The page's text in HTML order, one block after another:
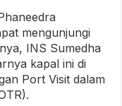
mengunjungi
INS Sumedha
kapal ini di
Port Visit dalam